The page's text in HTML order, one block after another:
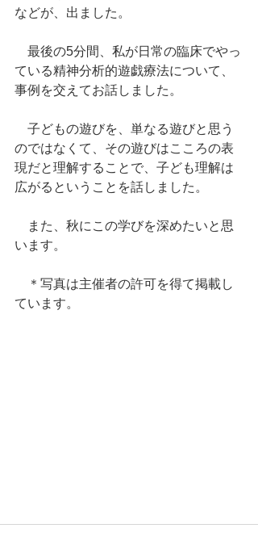
などが、出ました。
最後の5分間、私が日常の臨床でやっ
ている精神分析的遊戯療法について、
事例を交えてお話しました。
子どもの遊びを、単なる遊びと思う
のではなくて、その遊びはこころの表
現だと理解することで、子ども理解は
広がるということを話しました。
また、秋にこの学びを深めたいと思
います。
＊写真は主催者の許可を得て掲載し
ています。